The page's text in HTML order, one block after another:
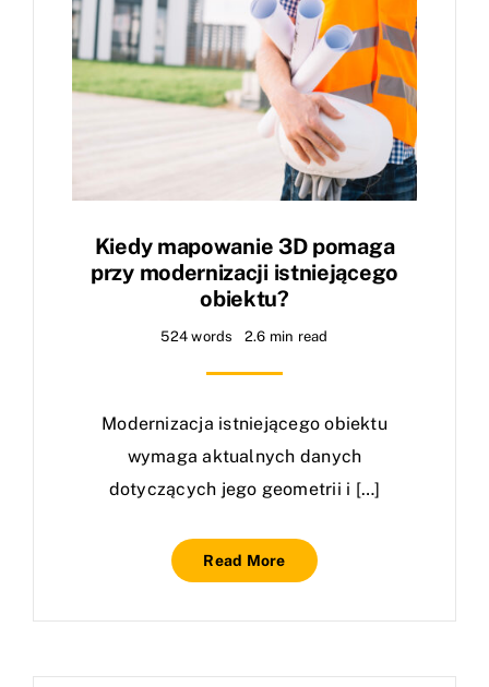
Kiedy mapowanie 3D pomaga
przy modernizacji istniejącego
obiektu?
524 words 2.6 min read
Modernizacja istniejącego obiektu
wymaga aktualnych danych
dotyczących jego geometrii i […]
Read More